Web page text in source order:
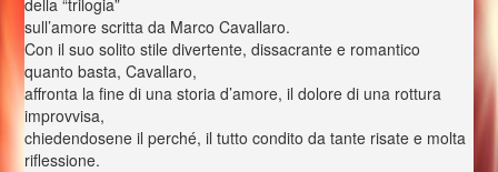
sull’amore scritta da Marco Cavallaro.
Con il suo solito stile divertente, dissacrante e romantico
quanto basta, Cavallaro,
affronta la fine di una storia d’amore, il dolore di una rottura
improvvisa,
chiedendosene il perché, il tutto condito da tante risate e molta
riflessione.